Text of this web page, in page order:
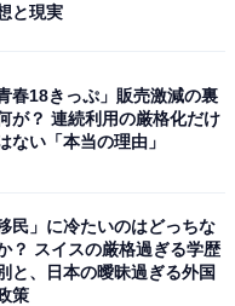
ートインのみ
12月25日（日）
ンオーク原宿2F
）
と現実
青春18きっぷ」販売激減の裏
が？ 連続利用の厳格化だけ
ない「本当の理由」
移民」に冷たいのはどっちな
？ スイスの厳格過ぎる学歴
と、日本の曖昧過ぎる外国
策